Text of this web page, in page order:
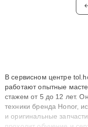
В сервисном центре
работают опытные
стажем от 5 до 12 лет.
техники бренда Honor,
и оригинальные